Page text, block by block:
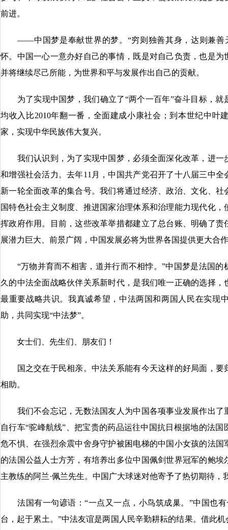
前进。
——中国梦是奉献世界的梦。“穷则独善其身，达则兼善
怀。中国一心一意办好自己的事情，既是对自己负责，也是
并将继续尽己所能，为世界和平与发展作出自己的贡献。
为了实现中国梦，我们确立了“两个一百年”奋斗目标，就
均收入比2010年翻一番，全面建成小康社会；到本世纪中叶
家，实现中华民族伟大复兴。
我们认识到，为了实现中国梦，必须全面深化改革，进一
和增强社会活力。去年11月，中国共产党召开了十八届三中
新一轮全面改革的集合号。我们将通过经济、政治、文化、
国特色社会主义制度、推进国家治理体系和治理能力现代化
挥政府作用。目前，这些改革举措都建立了总台账、明确了
展潜力巨大、前景广阔，中国发展必将为世界各国提供更大合
“万物并育而不相害，道并行而不相悖。”中国梦是法国的
久的中法全面战略伙伴关系新时代，是我们唯一正确的选择
最重要战略共识。我真诚希望，中法两国和两国人民在实现
助，共同实现“中法梦”。
女士们、先生们、朋友们！
国之交在于民相亲。中法关系能有今天这样的好局面，要
相助。
我们不会忘记，无数法国友人为中国各项事业发展作出了
自行车“驼峰航线”、把宝贵的药品运往中国抗日根据地的法
危不惧、在强烈余震中舍身守护被困电梯的中国小女孩的法
的法国公益人士方芳，有培养出多位中国佩剑世界冠军的鲍
主教练的阿兰·佩兰先生。中国广大球迷对他寄予了热切期待，
法国有一句谚语：“一点又一点，小鸟筑成巢。”中国也有
台，起于累土。”中法友谊是两国人民辛勤耕耘的结果。借此